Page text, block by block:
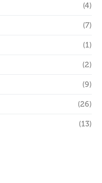
(4)
(7)
(1)
(2)
(9)
(26)
(13)